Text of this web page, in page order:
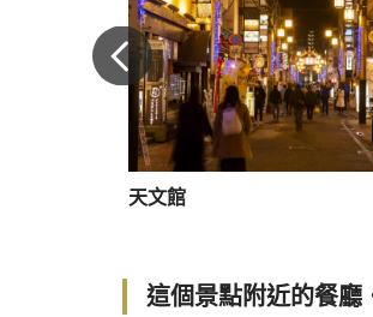
天文館
這個景點附近的餐廳